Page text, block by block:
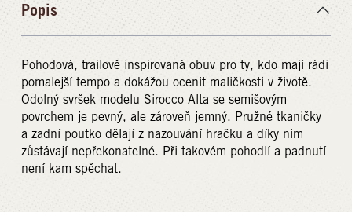
Popis
Pohodová, trailově inspirovaná obuv pro ty, kdo mají rádi
pomalejší tempo a dokážou ocenit maličkosti v životě.
Odolný svršek modelu Sirocco Alta se semišovým
povrchem je pevný, ale zároveň jemný. Pružné tkaničky
a zadní poutko dělají z nazouvání hračku a díky nim
zůstávají nepřekonatelné. Při takovém pohodlí a padnutí
není kam spěchat.